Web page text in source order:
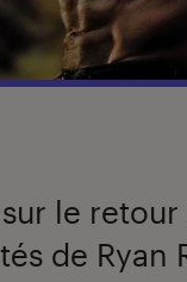
sur le
de Ryan